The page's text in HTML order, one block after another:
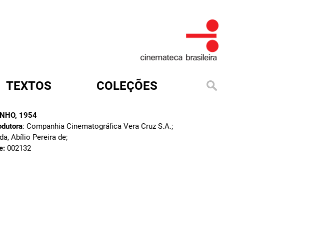
TEXTOS COLEÇÕES
, 1954
: Companhia Cinematográfica Vera Cruz S.A.;
Abílio Pereira de;
002132